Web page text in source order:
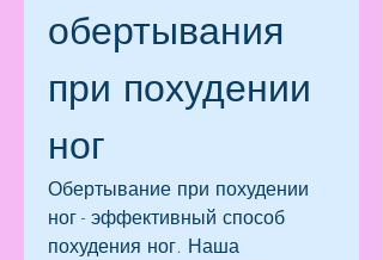
обертывания
при похудении
ног
Обертывание при похудении
ног - эффективный способ
похудения ног. Наша